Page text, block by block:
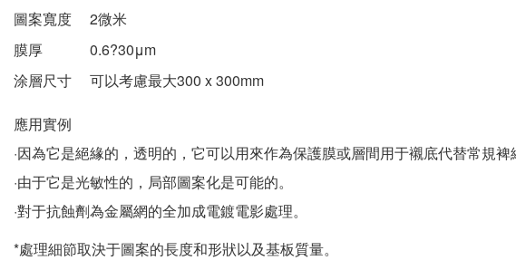
圖案寬度
2微米
膜厚
0.6?30μm
涂層尺寸
可以考慮最大300 x 300mm
應用實例
·因為它是絕緣的，透明的，它可以用來作為保護膜或層間用于襯底代替常規裨
·由于它是光敏性的，局部圖案化是可能的。
·對于抗蝕劑為金屬網的全加成電鍍電影處理。
*處理細節取決于圖案的長度和形狀以及基板質量。